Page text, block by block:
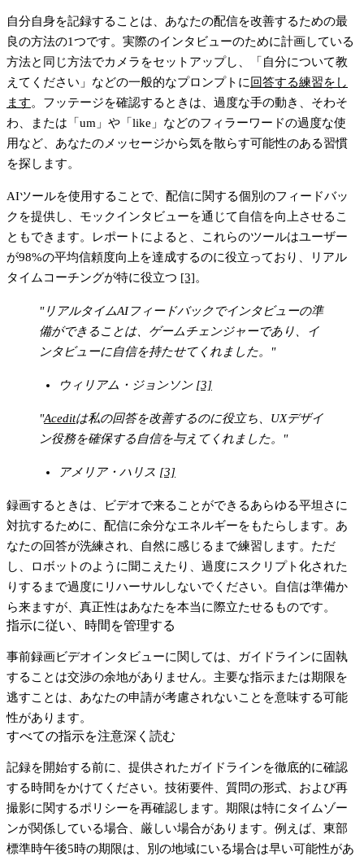
自分自身を記録することは、あなたの配信を改善するための最
良の方法の1つです。実際のインタビューのために計画している
方法と同じ方法でカメラをセットアップし、「自分について教
えてください」などの一般的なプロンプトに 回答する練習をし
ます。フッテージを確認するときは、過度な手の動き、そわそ
わ、または「um」や「like」などのフィラーワードの過度な使
用など、あなたのメッセージから気を散らす可能性のある習慣
を探します。
AIツールを使用することで、配信に関する個別のフィードバッ
クを提供し、モックインタビューを通じて自信を向上させるこ
ともできます。レポートによると、これらのツールはユーザー
が98%の平均信頼度向上を達成するのに役立っており、リアル
タイムコーチングが特に役立つ [3]。
"リアルタイムAIフィードバックでインタビューの準
備ができることは、ゲームチェンジャーであり、イ
ンタビューに自信を持たせてくれました。"
ウィリアム・ジョンソン [3]
"Aceditは私の回答を改善するのに役立ち、UXデザイ
ン役務を確保する自信を与えてくれました。"
アメリア・ハリス [3]
録画するときは、ビデオで来ることができるあらゆる平坦さに
対抗するために、配信に余分なエネルギーをもたらします。あ
なたの回答が洗練され、自然に感じるまで練習します。ただ
し、ロボットのように聞こえたり、過度にスクリプト化された
りするまで過度にリハーサルしないでください。自信は準備か
ら来ますが、真正性はあなたを本当に際立たせるものです。
指示に従い、時間を管理する
事前録画ビデオインタビューに関しては、ガイドラインに固執
することは交渉の余地がありません。主要な指示または期限を
逃すことは、あなたの申請が考慮されないことを意味する可能
性があります。
すべての指示を注意深く読む
記録を開始する前に、提供されたガイドラインを徹底的に確認
する時間をかけてください。技術要件、質問の形式、および再
撮影に関するポリシーを再確認します。期限は特にタイムゾー
ンが関係している場合、厳しい場合があります。例えば、東部
標準時午後5時の期限は、別の地域にいる場合は早い可能性があ